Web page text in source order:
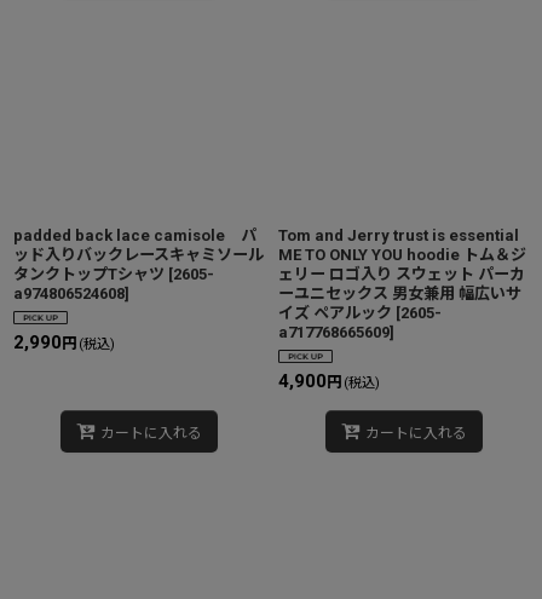
padded back lace camisole パ
ッド入りバックレースキャミソール
タンクトップTシャツ [2605-
a974806524608]
2,990 円 (税込)
カートに入れる
Tom and Jerry trust is essential
ME TO ONLY YOU hoodie トム＆ジ
ェリー ロゴ入り スウェット パーカ
ーユニセックス 男女兼用 幅広いサ
イズ ペアルック [2605-
a717768665609]
4,900 円 (税込)
カートに入れる